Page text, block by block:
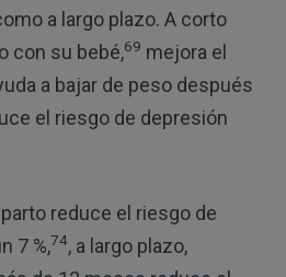
a largo plazo. A corto
con su bebé,69 mejora el
a bajar de peso después
el riesgo de depresión
reduce el riesgo de
7 %,74, a largo plazo,